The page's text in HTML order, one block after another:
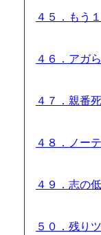
４５．もう
４６．アガ
４７．親番
４８．ノー
４９．志の
５０．残り